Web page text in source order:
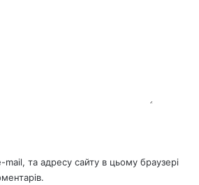
та адресу сайту в цьому браузері